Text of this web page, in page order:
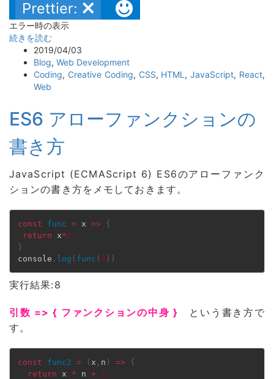
エラー時の表示
続きを読む
2019/04/03
Blog, Web Development
Coding, Creative Coding, CSS, HTML ,JavaScript, React,
Web
ES6 アローファンクションの
書き方
JavaScript (ECMAScript 6) ES6のアローファンク
ションの書き方をメモしておきます。
const func = x =>
{
return x*2
}
console . log ( func ( 4 ) )
実行結果:8
引数 => { ファンクションの中身 }
という書き方で
す。
const func2 = ( x , n ) =>
{
return x * n + 1